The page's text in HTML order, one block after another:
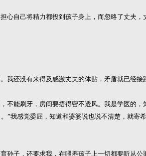
自己将精力都投到孩子身上，而忽略了丈夫，
还没有来得及感激丈夫的体贴，矛盾就已经接
能刷牙，房间要捂得密不透风。我是学医的，
”我感觉委屈，知道和婆婆说也说不清楚，就寄
子，还要求我，在喂养孩子上一切都要听从公